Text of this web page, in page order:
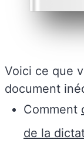
Voici ce que
document
Comment
de la